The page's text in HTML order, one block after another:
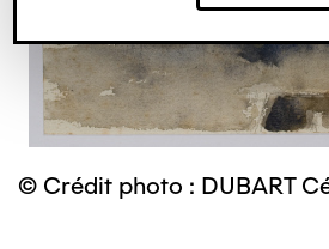
© Crédit photo : DUBART